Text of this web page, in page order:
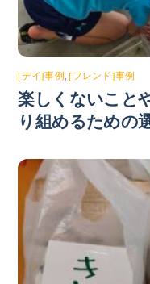
[デイ]事例 [フレンド]事例
楽しくないこと
り組めるための